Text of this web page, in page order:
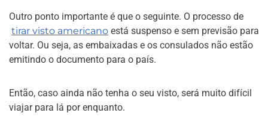
Outro ponto importante é que o seguinte. O processo de
tirar visto americano está suspenso e sem previsão para
voltar. Ou seja, as embaixadas e os consulados não estão
emitindo o documento para o país.
Então, caso ainda não tenha o seu visto, será muito difícil
viajar para lá por enquanto.